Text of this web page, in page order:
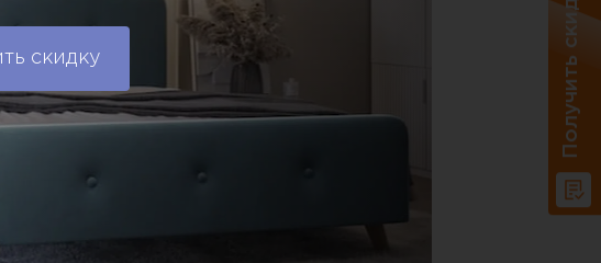
клик
22 848 P. 37 699 P.
Габаритные размеры:
Варианты исполнения (цвет):
Доставка по РФ.
скидку